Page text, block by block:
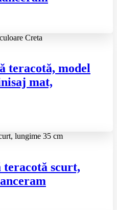
teracotă, model
mat,
teracotă scurt,